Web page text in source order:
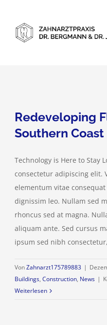
springen
Redeveloping
Southern Coast
Technology is Here to Stay
consectetur adipiscing elit.
elementum vitae
dignissim leo. Nullam sed
rhoncus sed at magna.
aliquam ante. Sed cursus
ipsum sed nibh
VonZahnarzt175789883 |
Buildings, Construction, News |
Weiterlesen